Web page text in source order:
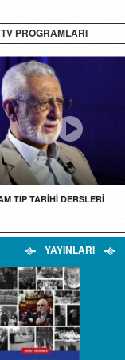
TV PROGRAMLARI
TIP TARİHİ DERSLERİ
YAYINLARI